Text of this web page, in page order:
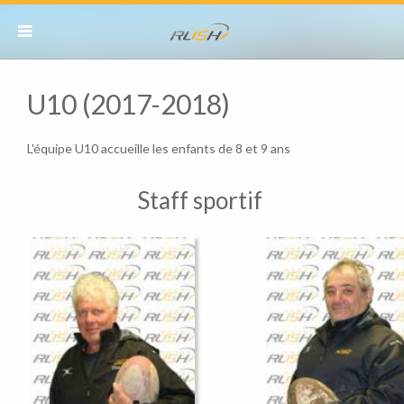
U10 (2017-2018)
L'équipe U10 accueille les enfants de 8 et 9 ans
Staff sportif